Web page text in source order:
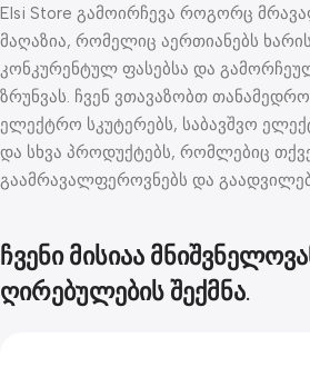
Elsi Store გამოირჩევა როგორც
მაღაზია, რომელიც აერთიანებს
კონკურენტულ ფასებსა და
ზრუნვას. ჩვენ ვთავაზობთ
ელექტრო სკუტერებს, საბავშვო
და სხვა პროდუქტებს, რომლებიც
გაამრავალფეროვნებს და
ჩვენი მისიაა
ღირებულების შექმნა.